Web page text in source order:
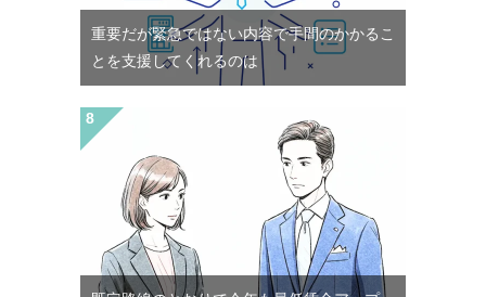
重要だが緊急ではない内容で手間のかかるこ
とを支援してくれるのは